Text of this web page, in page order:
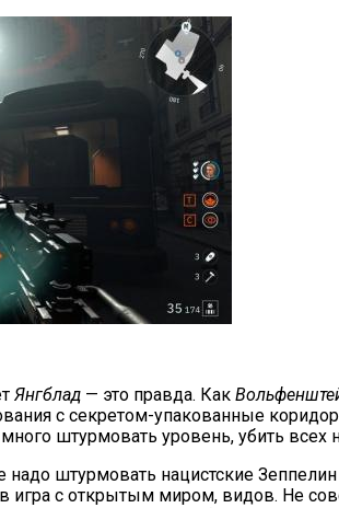
Янгблад — это правда. Как
с секретом-упакованные
штурмовать уровень, убить
надо штурмовать нацистские
с открытым миром, видов. Не